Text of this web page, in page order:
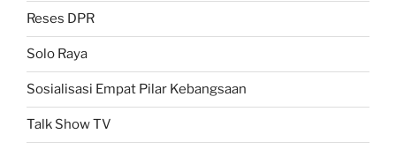
Reses DPR
Solo Raya
Sosialisasi Empat Pilar Kebangsaan
Talk Show TV